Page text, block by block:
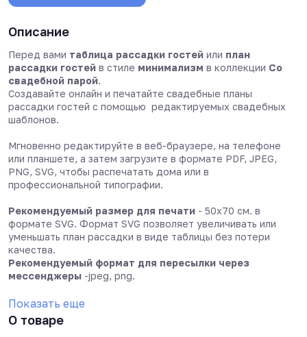
Описание
Перед вами таблица рассадки гостей или план
рассадки гостей в стиле минимализм в коллекции Со
свадебной парой.
Создавайте онлайн и печатайте свадебные планы
рассадки гостей с помощью редактируемых свадебных
шаблонов.
Мгновенно редактируйте в веб-браузере, на телефоне
или планшете, а затем загрузите в формате PDF, JPEG,
PNG, SVG, чтобы распечатать дома или в
профессиональной типографии.
Рекомендуемый размер для печати - 50х70 см. в
формате SVG. Формат SVG позволяет увеличивать или
уменьшать план рассадки в виде таблицы без потери
качества.
Рекомендуемый формат для пересылки через
мессенджеры -jpeg, png.
Показать еще
О товаре